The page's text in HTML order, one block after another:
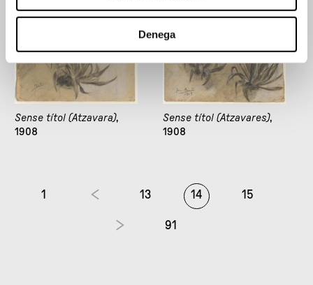
Denega
Sense títol (Atzavara),
1908
Sense títol (Atzavares),
1908
1 13 14 15
91